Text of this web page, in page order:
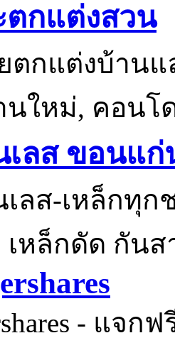
กแต่งสวน
ตกแต่งบ้าน
นใหม่, คอนโ
เลส ขอนแก่
ลส-เหล็กทุ
เหล็กดัด กัน
- แจก